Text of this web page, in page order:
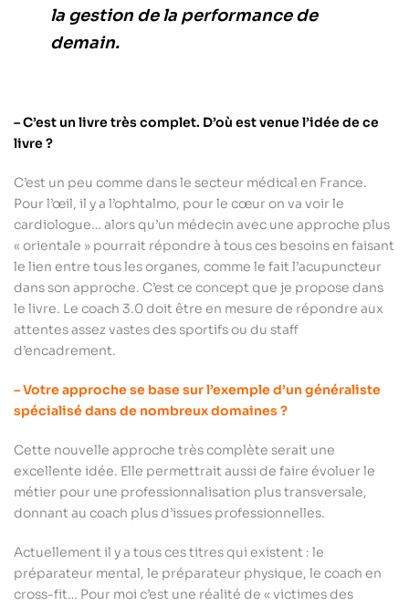
la gestion de la performance de
demain.
– C’est un livre très complet. D’où est venue l’idée de ce
livre ?
C’est un peu comme dans le secteur médical en France.
Pour l’œil, il y a l’ophtalmo, pour le cœur on va voir le
cardiologue… alors qu’un médecin avec une approche plus
« orientale » pourrait répondre à tous ces besoins en faisant
le lien entre tous les organes, comme le fait l’acupuncteur
dans son approche. C’est ce concept que je propose dans
le livre. Le coach 3.0 doit être en mesure de répondre aux
attentes assez vastes des sportifs ou du staff
d’encadrement.
– Votre approche se base sur l’exemple d’un généraliste
spécialisé dans de nombreux domaines ?
Cette nouvelle approche très complète serait une
excellente idée. Elle permettrait aussi de faire évoluer le
métier pour une professionnalisation plus transversale,
donnant au coach plus d’issues professionnelles.
Actuellement il y a tous ces titres qui existent : le
préparateur mental, le préparateur physique, le coach en
cross-fit… Pour moi c’est une réalité de « victimes des